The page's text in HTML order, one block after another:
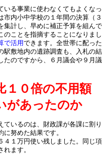
る事業に使わなくてもよくな
内小中学校の１年間の決算（
計し、早めに補正予算を組ん
ことを指摘することになりまし
で活用できます。全世帯に配っ
敷地内の遺跡調査も、入札の
のですから、６月議会や９月
１０倍の不用額
あったのか
いるのは、財政課が各課に割
努めた結果です。
１万円使い残しました。同じ
ます。